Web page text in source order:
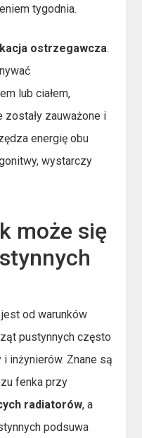
tygodnia.
ostrzegawcza.
lub ciałem,
zauważone i
energię obu
wystarczy
może się
od warunków
pustynnych często
inżynierów. Znane są
fenka przy
radiatorów, a
podsuwa